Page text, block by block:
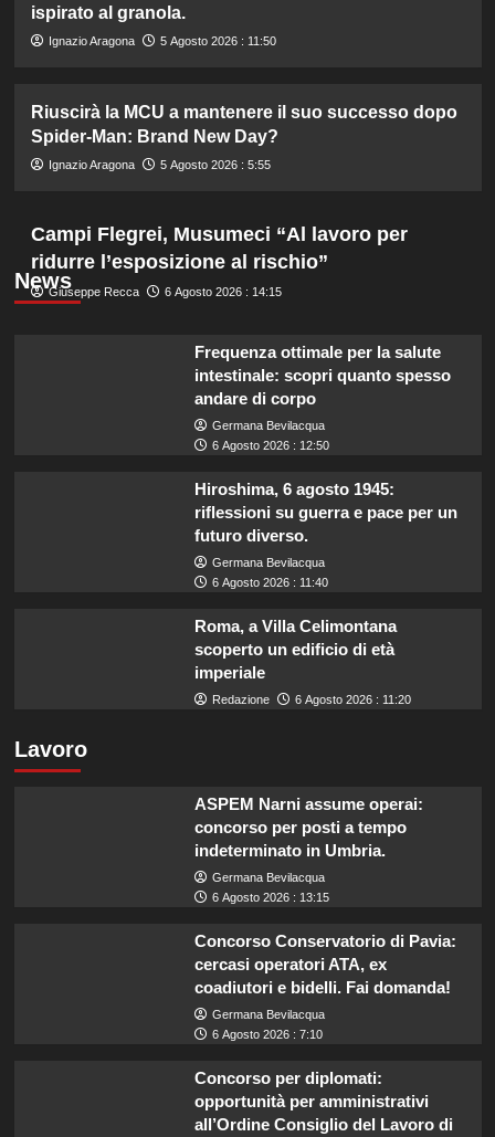
ispirato al granola.
Ignazio Aragona 5 Agosto 2026 : 11:50
Riuscirà la MCU a mantenere il suo successo dopo
Spider-Man: Brand New Day?
Ignazio Aragona 5 Agosto 2026 : 5:55
News
Campi Flegrei, Musumeci “Al lavoro per
ridurre l’esposizione al rischio”
Giuseppe Recca 6 Agosto 2026 : 14:15
Frequenza ottimale per la salute
intestinale: scopri quanto spesso
andare di corpo
Germana Bevilacqua
6 Agosto 2026 : 12:50
Hiroshima, 6 agosto 1945:
riflessioni su guerra e pace per un
futuro diverso.
Germana Bevilacqua
6 Agosto 2026 : 11:40
Roma, a Villa Celimontana
scoperto un edificio di età
imperiale
Redazione 6 Agosto 2026 : 11:20
Lavoro
ASPEM Narni assume operai:
concorso per posti a tempo
indeterminato in Umbria.
Germana Bevilacqua
6 Agosto 2026 : 13:15
Concorso Conservatorio di Pavia:
cercasi operatori ATA, ex
coadiutori e bidelli. Fai domanda!
Germana Bevilacqua
6 Agosto 2026 : 7:10
Concorso per diplomati:
opportunità per amministrativi
all’Ordine Consiglio del Lavoro di